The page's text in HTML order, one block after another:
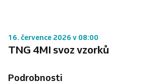
16. července 2026 v 08:00
TNG 4MI svoz vzorků
Podrobnosti